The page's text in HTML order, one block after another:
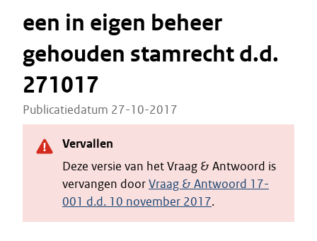
een in eigen beheer
gehouden stamrecht d.d.
271017
Publicatiedatum 27-10-2017
Vervallen
Deze versie van het Vraag & Antwoord is
vervangen doorVraag & Antwoord 17-
001 d.d. 10 november 2017.